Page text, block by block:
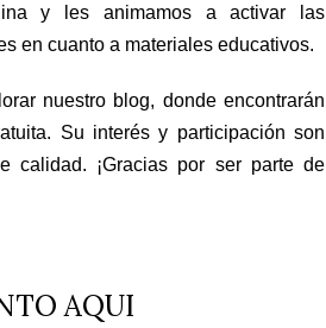
y les animamos a activar las
en cuanto a materiales educativos.
nuestro blog, donde encontrarán
Su interés y participación son
calidad. ¡Gracias por ser parte de
AQUI